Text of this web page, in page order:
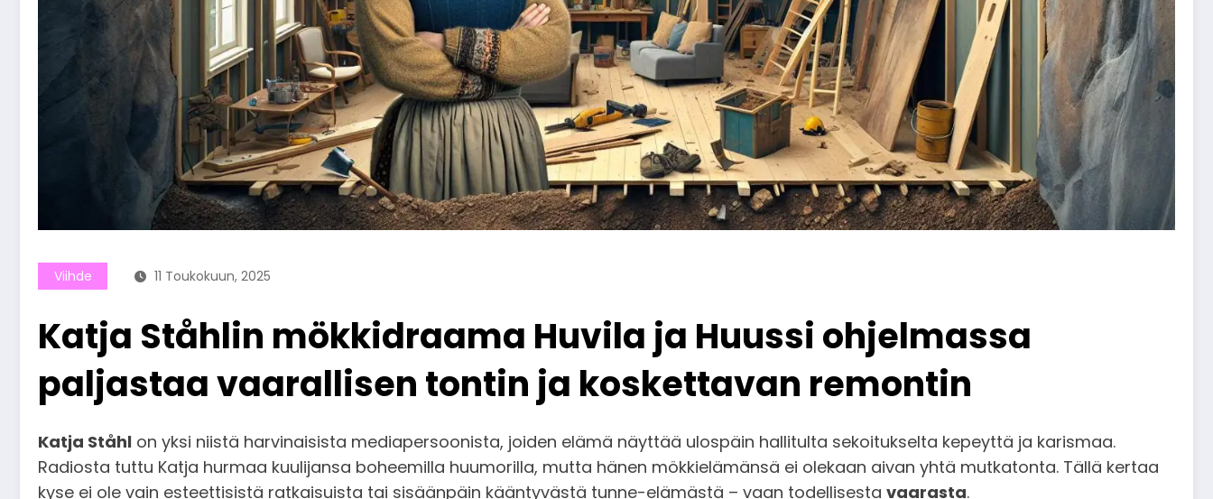
Viihde 11 Toukokuun, 2025
Katja Ståhlin mökkidraama Huvila ja Huussi ohjelmassa
paljastaa vaarallisen tontin ja koskettavan remontin
Katja Ståhl on yksi niistä harvinaisista mediapersoonista, joiden elämä näyttää ulospäin hallitulta sekoitukselta kepeyttä ja karismaa.
Radiosta tuttu Katja hurmaa kuulijansa boheemilla huumorilla, mutta hänen mökkielämänsä ei olekaan aivan yhtä mutkatonta. Tällä kertaa
kyse ei ole vain esteettisistä ratkaisuista tai sisäänpäin kääntyvästä tunne-elämästä – vaan todellisesta vaarasta.